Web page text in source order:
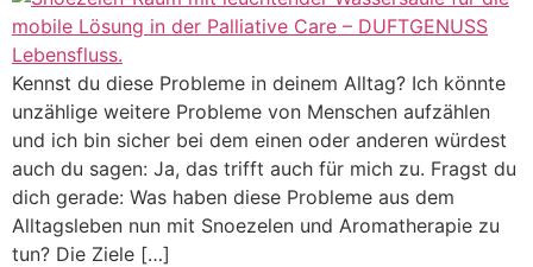
Kennst du diese Probleme in deinem Alltag? Ich könnte
unzählige weitere Probleme von Menschen aufzählen
und ich bin sicher bei dem einen oder anderen würdest
auch du sagen: Ja, das trifft auch für mich zu. Fragst du
dich gerade: Was haben diese Probleme aus dem
Alltagsleben nun mit Snoezelen und Aromatherapie zu
tun? Die Ziele […]